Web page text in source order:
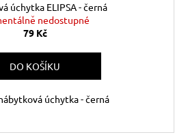
úchytka ELIPSA - černá
nedostupné
79 Kč
DO KOŠÍKU
úchytka - černá